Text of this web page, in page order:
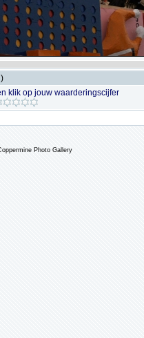
klik op jouw waarderingscijfer
Photo Gallery